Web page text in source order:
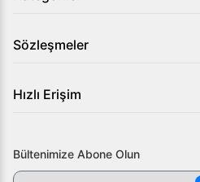
Sözleşmeler
Hızlı Erişim
Bültenimize Abone Olun